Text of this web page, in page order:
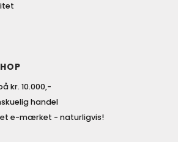
kr. 10.000,-
handel
e-mærket - naturligvis!